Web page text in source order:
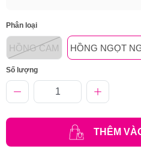
Phân loại
HỒNG CAM HỒNG NGỌT
Số lượng
THÊM